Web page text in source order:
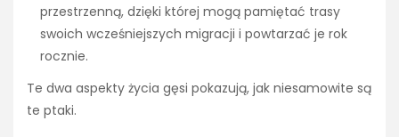
przestrzenną, dzięki której mogą pamiętać trasy
swoich wcześniejszych migracji i powtarzać je rok
rocznie.
Te dwa aspekty życia gęsi pokazują, jak niesamowite są
te ptaki.